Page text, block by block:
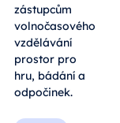
zástupcům
volnočasového
vzdělávání
prostor pro
hru, bádání a
odpočinek.